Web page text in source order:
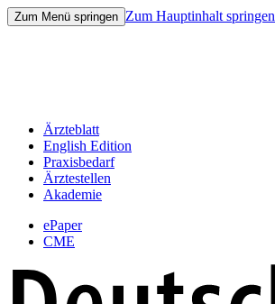
Zum Menü springen Zum Hauptinhalt springen
Ärzteblatt
English Edition
Praxisbedarf
Ärztestellen
Akademie
ePaper
CME